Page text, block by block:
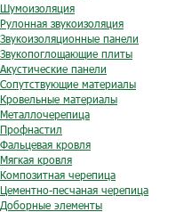
Шумоизоляция
Рулонная звукоизоляция
Звукоизоляционные панели
Звукопоглощающие плиты
Акустические панели
Сопутствующие материалы
Кровельные материалы
Металлочерепица
Профнастил
Фальцевая кровля
Мягкая кровля
Композитная черепица
Цементно-песчаная черепица
Доборные элементы